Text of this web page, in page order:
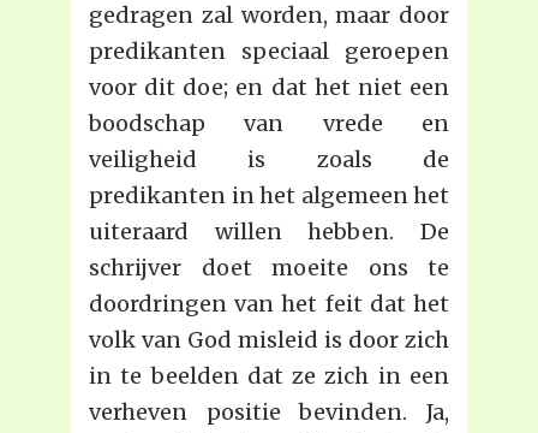
gedragen zal worden, maar door
predikanten speciaal geroepen
voor dit doe; en dat het niet een
boodschap van vrede en
veiligheid is zoals de
predikanten in het algemeen het
uiteraard willen hebben. De
schrijver doet moeite ons te
doordringen van het feit dat het
volk van God misleid is door zich
in te beelden dat ze zich in een
verheven positie bevinden. Ja,